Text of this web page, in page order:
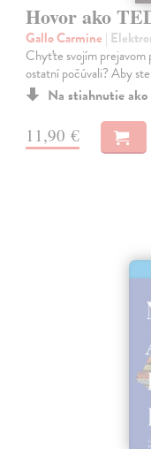
Hovor ako
Gallo Carmine |
Chyťte svojím prejavom
ostatní počúvali? Aby
Na stiahnutie ako
11,90 €